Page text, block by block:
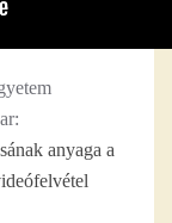
anyaga a